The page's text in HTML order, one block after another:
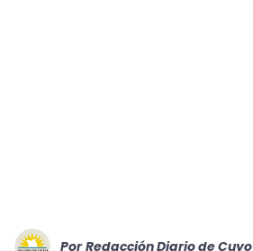
Por Redacción Diario de Cuyo